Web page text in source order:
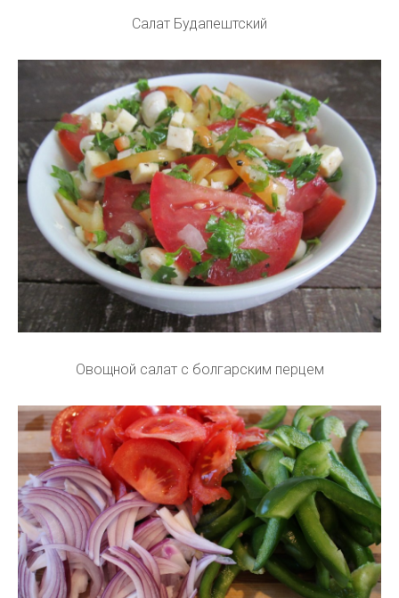
Салат Будапештский
Овощной салат с болгарским перцем